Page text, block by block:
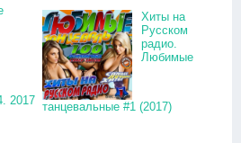
2017
Хиты на
Русском
радио.
Любимые
танцевальные #1 (2017)